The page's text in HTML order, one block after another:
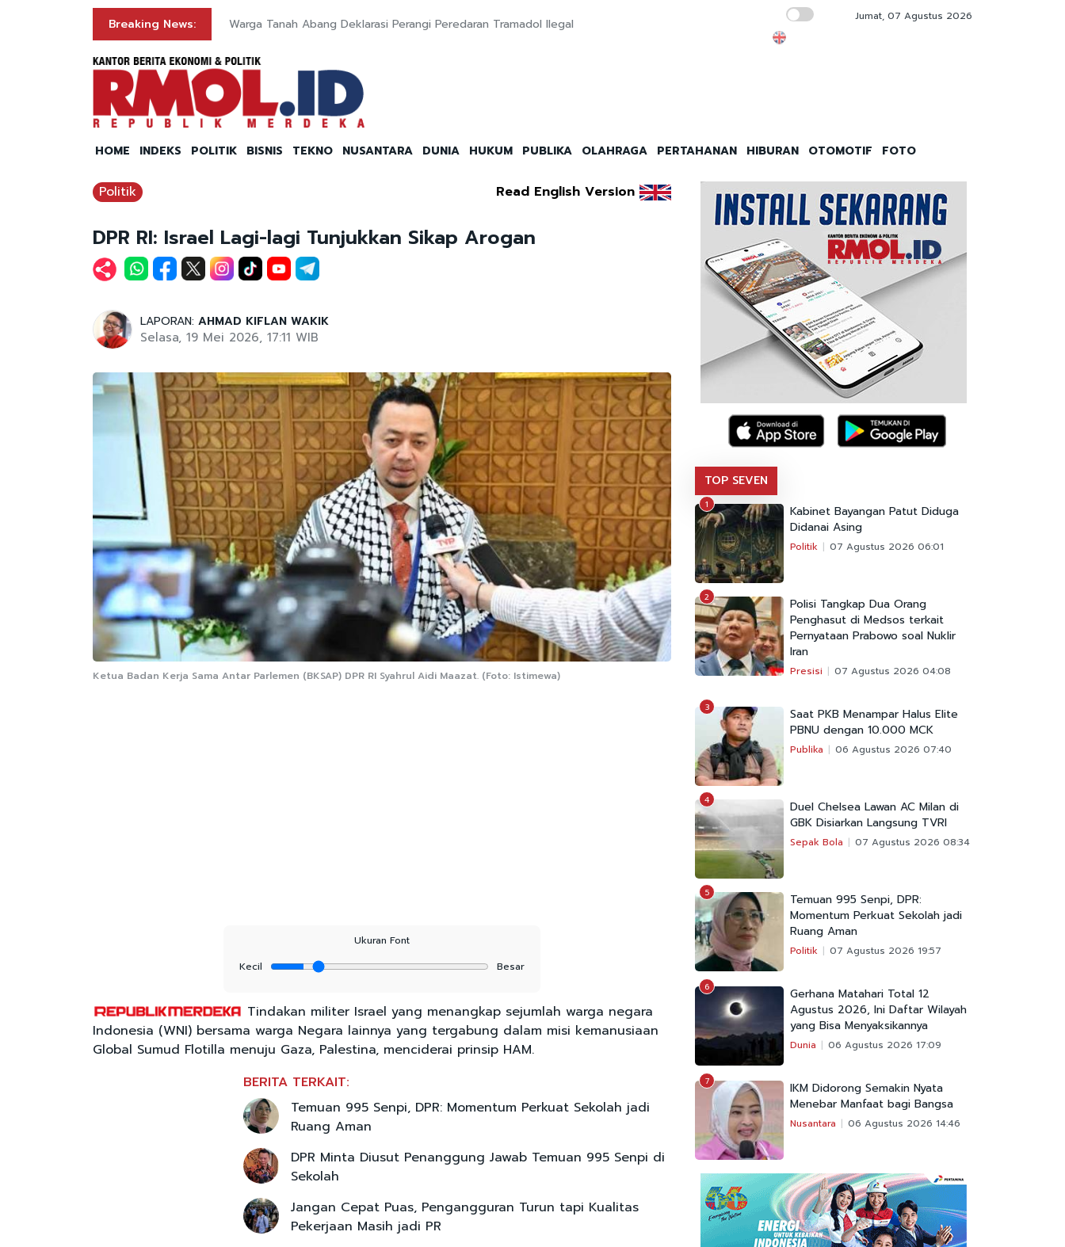
Breaking News: Warga Tanah Abang Deklarasi Perangi Peredaran Tramadol Ilegal 8 Jam Diperiksa: Febrie Dicecar 20
Jumat, 07 Agustus 2026
HOME INDEKS POLITIK BISNIS TEKNO NUSANTARA DUNIA HUKUM PUBLIKA OLAHRAGA PERTAHANAN HIBURAN OTOMOTIF FOTO
Politik Read English Version
DPR RI: Israel Lagi-lagi Tunjukkan Sikap Arogan
LAPORAN: AHMAD KIFLAN WAKIK
Selasa, 19 Mei 2026, 17:11 WIB
Ketua Badan Kerja Sama Antar Parlemen (BKSAP) DPR RI Syahrul Aidi Maazat. (Foto: Istimewa)
Ukuran Font
Kecil
Besar
Tindakan militer Israel yang menangkap sejumlah warga negara
Indonesia (WNI) bersama warga Negara lainnya yang tergabung dalam misi kemanusiaan
Global Sumud Flotilla menuju Gaza, Palestina, menciderai prinsip HAM.
BERITA TERKAIT:
Temuan 995 Senpi, DPR: Momentum Perkuat Sekolah jadi
Ruang Aman
DPR Minta Diusut Penanggung Jawab Temuan 995 Senpi di
Sekolah
Jangan Cepat Puas, Pengangguran Turun tapi Kualitas
Pekerjaan Masih jadi PR
TOP SEVEN
1
Kabinet Bayangan Patut Diduga
Didanai Asing
Politik 07 Agustus 2026 06:01
2
Polisi Tangkap Dua Orang
Penghasut di Medsos terkait
Pernyataan Prabowo soal Nuklir
Iran
Presisi 07 Agustus 2026 04:08
3
Saat PKB Menampar Halus Elite
PBNU dengan 10.000 MCK
Publika 06 Agustus 2026 07:40
4
Duel Chelsea Lawan AC Milan di
GBK Disiarkan Langsung TVRI
Sepak Bola 07 Agustus 2026 08:34
5
Temuan 995 Senpi, DPR:
Momentum Perkuat Sekolah jadi
Ruang Aman
Politik 07 Agustus 2026 19:57
6
Gerhana Matahari Total 12
Agustus 2026, Ini Daftar Wilayah
yang Bisa Menyaksikannya
Dunia 06 Agustus 2026 17:09
7
IKM Didorong Semakin Nyata
Menebar Manfaat bagi Bangsa
Nusantara 06 Agustus 2026 14:46